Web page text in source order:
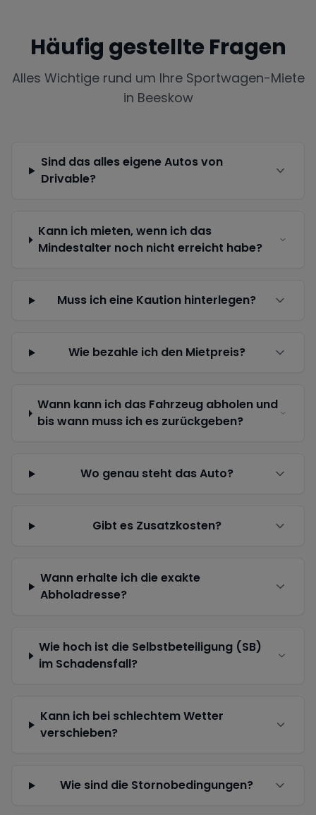
Häufig gestellte Fragen
Alles Wichtige rund um Ihre Sportwagen-Miete
in Beeskow
Sind das alles eigene Autos von
Drivable?
Kann ich mieten, wenn ich das
Mindestalter noch nicht erreicht habe?
Muss ich eine Kaution hinterlegen?
Wie bezahle ich den Mietpreis?
Wann kann ich das Fahrzeug abholen und
bis wann muss ich es zurückgeben?
Wo genau steht das Auto?
Gibt es Zusatzkosten?
Wann erhalte ich die exakte
Abholadresse?
Wie hoch ist die Selbstbeteiligung (SB)
im Schadensfall?
Kann ich bei schlechtem Wetter
verschieben?
Wie sind die Stornobedingungen?